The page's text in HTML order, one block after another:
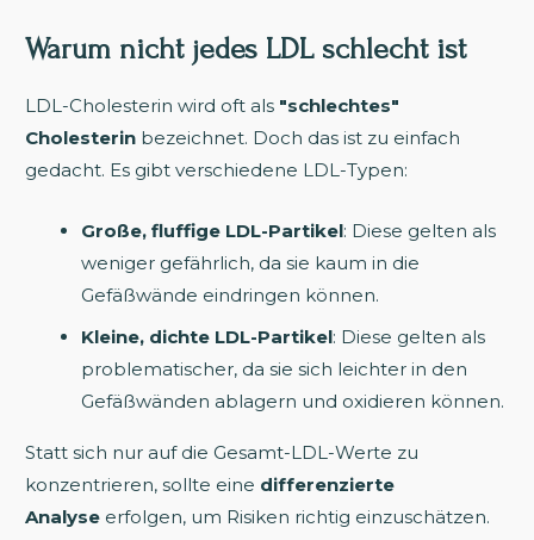
Warum nicht jedes LDL schlecht ist
LDL-Cholesterin wird oft als "schlechtes"
Cholesterin bezeichnet. Doch das ist zu einfach
gedacht. Es gibt verschiedene LDL-Typen:
Große, fluffige LDL-Partikel: Diese gelten als
weniger gefährlich, da sie kaum in die
Gefäßwände eindringen können.
Kleine, dichte LDL-Partikel: Diese gelten als
problematischer, da sie sich leichter in den
Gefäßwänden ablagern und oxidieren können.
Statt sich nur auf die Gesamt-LDL-Werte zu
konzentrieren, sollte eine differenzierte
Analyse erfolgen, um Risiken richtig einzuschätzen.